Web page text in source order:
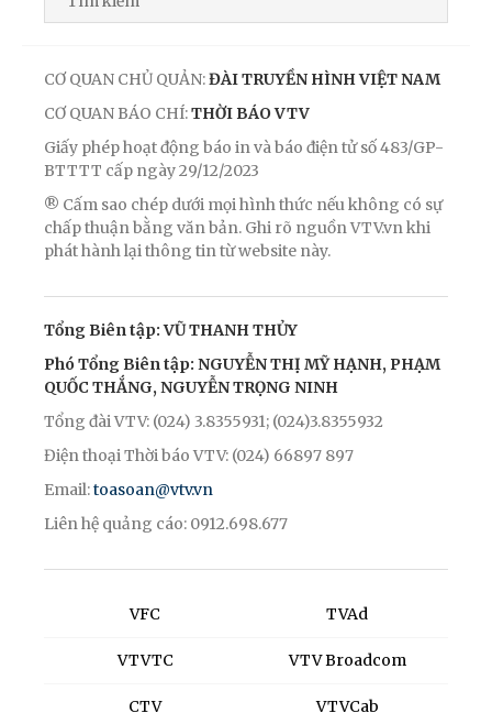
CƠ QUAN CHỦ QUẢN:ĐÀI TRUYỀN HÌNH VIỆT NAM
CƠ QUAN BÁO CHÍ:THỜI BÁO VTV
Giấy phép hoạt động báo in và báo điện tử số 483/GP-
BTTTT cấp ngày 29/12/2023
® Cấm sao chép dưới mọi hình thức nếu không có sự
chấp thuận bằng văn bản. Ghi rõ nguồn VTV.vn khi
phát hành lại thông tin từ website này.
Tổng Biên tập: VŨ THANH THỦY
Phó Tổng Biên tập: NGUYỄN THỊ MỸ HẠNH, PHẠM
QUỐC THẮNG, NGUYỄN TRỌNG NINH
Tổng đài VTV: (024) 3.8355931; (024)3.8355932
Điện thoại Thời báo VTV: (024) 66897 897
Email:toasoan@vtv.vn
Liên hệ quảng cáo: 0912.698.677
VFC
VTVTC
CTV
TVAd
VTV Broadcom
VTVCab